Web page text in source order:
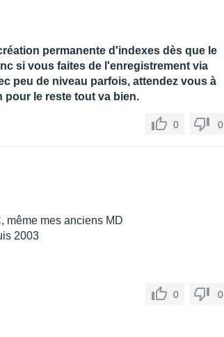
permanente d'indexes dès que le
si vous faites de l'enregistrement via
peu de niveau parfois, attendez vous à
le reste tout va bien.
0 0
même mes anciens MD
2003
0 0